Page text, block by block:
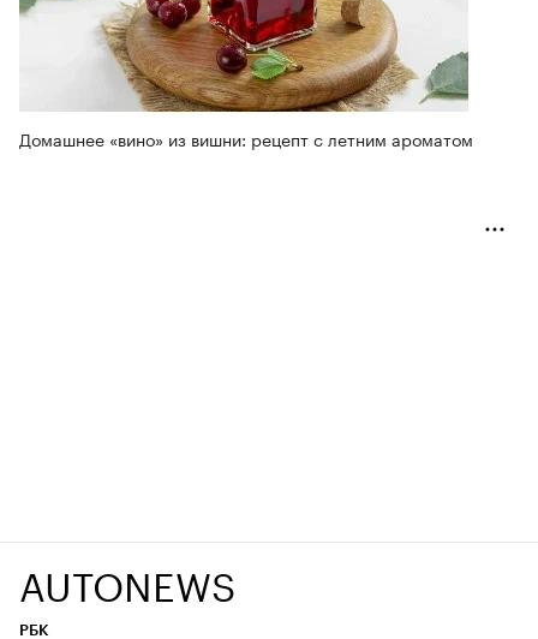
Домашнее «вино» из вишни: рецепт с летним ароматом
AUTONEWS
РБК